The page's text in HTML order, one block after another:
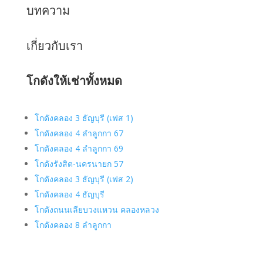
บทความ
เกี่ยวกับเรา
โกดังให้เช่าทั้งหมด
โกดังคลอง 3 ธัญบุรี (เฟส 1)
โกดังคลอง 4 ลำลูกกา 67
โกดังคลอง 4 ลำลูกกา 69
โกดังรังสิต-นครนายก 57
โกดังคลอง 3 ธัญบุรี (เฟส 2)
โกดังคลอง 4 ธัญบุรี
โกดังถนนเลียบวงแหวน คลองหลวง
โกดังคลอง 8 ลำลูกกา